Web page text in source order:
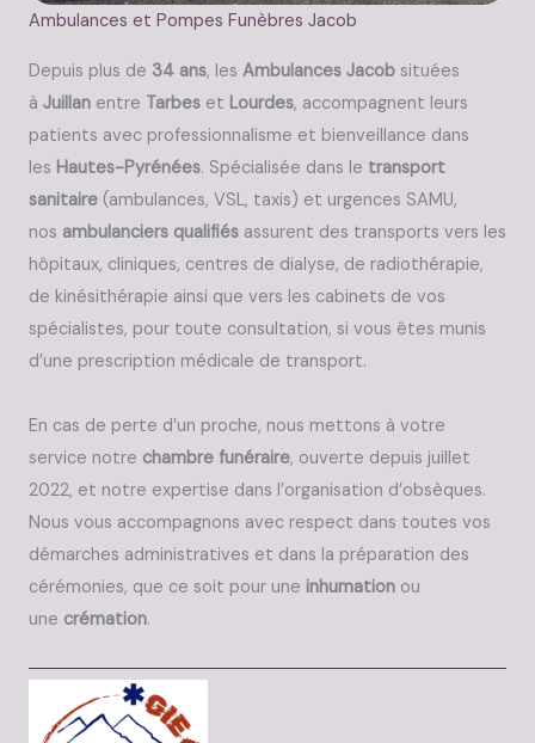
Ambulances et Pompes Funèbres Jacob
Depuis plus de 34 ans, les Ambulances Jacob situées
à Juillan entre Tarbes et Lourdes, accompagnent leurs
patients avec professionnalisme et bienveillance dans
les Hautes-Pyrénées. Spécialisée dans le transport
sanitaire (ambulances, VSL, taxis) et urgences SAMU,
nos ambulanciers qualifiés assurent des transports vers les
hôpitaux, cliniques, centres de dialyse, de radiothérapie,
de kinésithérapie ainsi que vers les cabinets de vos
spécialistes, pour toute consultation, si vous êtes munis
d’une prescription médicale de transport.
En cas de perte d’un proche, nous mettons à votre
service notre chambre funéraire, ouverte depuis juillet
2022, et notre expertise dans l’organisation d’obsèques.
Nous vous accompagnons avec respect dans toutes vos
démarches administratives et dans la préparation des
cérémonies, que ce soit pour une inhumation ou
une crémation.